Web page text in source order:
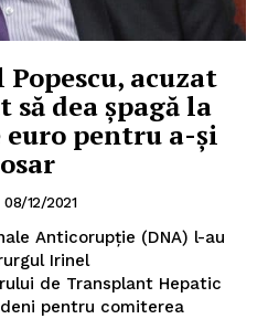
acuzat
să dea șpagă la
euro pentru a-și
08/12/2021
Anticorupție (DNA) l-au
Irinel
de Transplant Hepatic
pentru comiterea